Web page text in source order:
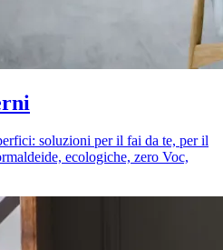
soluzioni per il fai da te, per il
ecologiche, zero Voc,